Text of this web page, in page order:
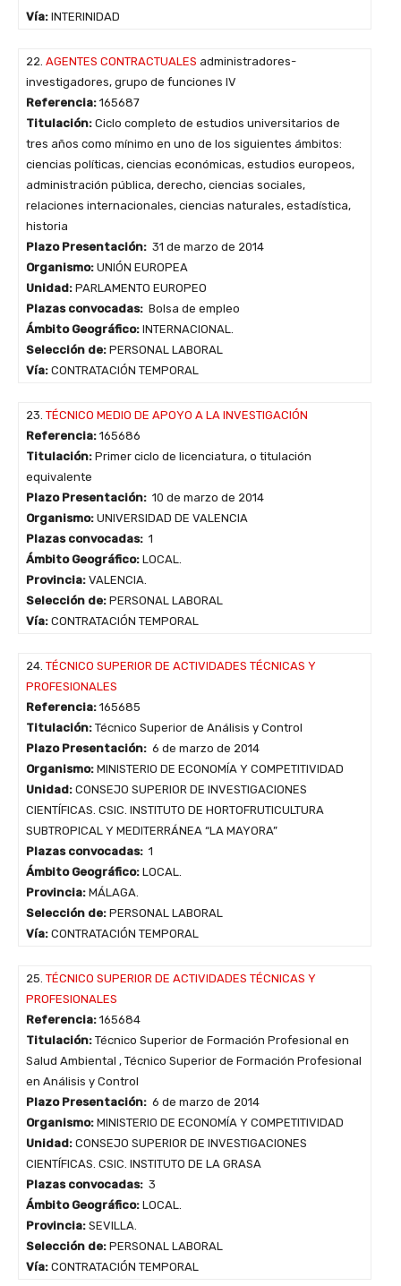
Vía: INTERINIDAD
22. AGENTES CONTRACTUALES administradores-
investigadores, grupo de funciones IV
Referencia: 165687
Titulación: Ciclo completo de estudios universitarios de
tres años como mínimo en uno de los siguientes ámbitos:
ciencias políticas, ciencias económicas, estudios europeos,
administración pública, derecho, ciencias sociales,
relaciones internacionales, ciencias naturales, estadística,
historia
Plazo Presentación: 31 de marzo de 2014
Organismo: UNIÓN EUROPEA
Unidad: PARLAMENTO EUROPEO
Plazas convocadas: Bolsa de empleo
Ámbito Geográfico: INTERNACIONAL.
Selección de: PERSONAL LABORAL
Vía: CONTRATACIÓN TEMPORAL
23. TÉCNICO MEDIO DE APOYO A LA INVESTIGACIÓN
Referencia: 165686
Titulación: Primer ciclo de licenciatura, o titulación
equivalente
Plazo Presentación: 10 de marzo de 2014
Organismo: UNIVERSIDAD DE VALENCIA
Plazas convocadas: 1
Ámbito Geográfico: LOCAL.
Provincia: VALENCIA.
Selección de: PERSONAL LABORAL
Vía: CONTRATACIÓN TEMPORAL
24. TÉCNICO SUPERIOR DE ACTIVIDADES TÉCNICAS Y
PROFESIONALES
Referencia: 165685
Titulación: Técnico Superior de Análisis y Control
Plazo Presentación: 6 de marzo de 2014
Organismo: MINISTERIO DE ECONOMÍA Y COMPETITIVIDAD
Unidad: CONSEJO SUPERIOR DE INVESTIGACIONES
CIENTÍFICAS. CSIC. INSTITUTO DE HORTOFRUTICULTURA
SUBTROPICAL Y MEDITERRÁNEA “LA MAYORA”
Plazas convocadas: 1
Ámbito Geográfico: LOCAL.
Provincia: MÁLAGA.
Selección de: PERSONAL LABORAL
Vía: CONTRATACIÓN TEMPORAL
25. TÉCNICO SUPERIOR DE ACTIVIDADES TÉCNICAS Y
PROFESIONALES
Referencia: 165684
Titulación: Técnico Superior de Formación Profesional en
Salud Ambiental , Técnico Superior de Formación Profesional
en Análisis y Control
Plazo Presentación: 6 de marzo de 2014
Organismo: MINISTERIO DE ECONOMÍA Y COMPETITIVIDAD
Unidad: CONSEJO SUPERIOR DE INVESTIGACIONES
CIENTÍFICAS. CSIC. INSTITUTO DE LA GRASA
Plazas convocadas: 3
Ámbito Geográfico: LOCAL.
Provincia: SEVILLA.
Selección de: PERSONAL LABORAL
Vía: CONTRATACIÓN TEMPORAL